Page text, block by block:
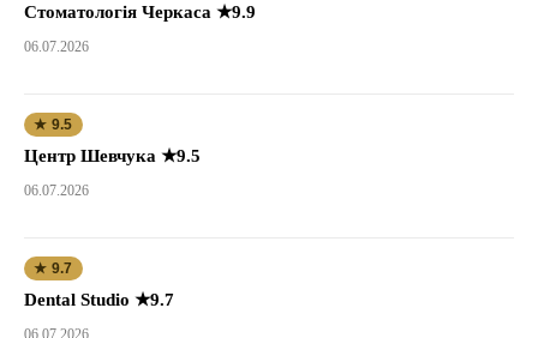
Стоматологія Черкаса ★9.9
06.07.2026
★ 9.5
Центр Шевчука ★9.5
06.07.2026
★ 9.7
Dental Studio ★9.7
06.07.2026